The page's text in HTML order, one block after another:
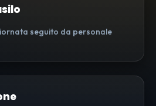
seguito da personale